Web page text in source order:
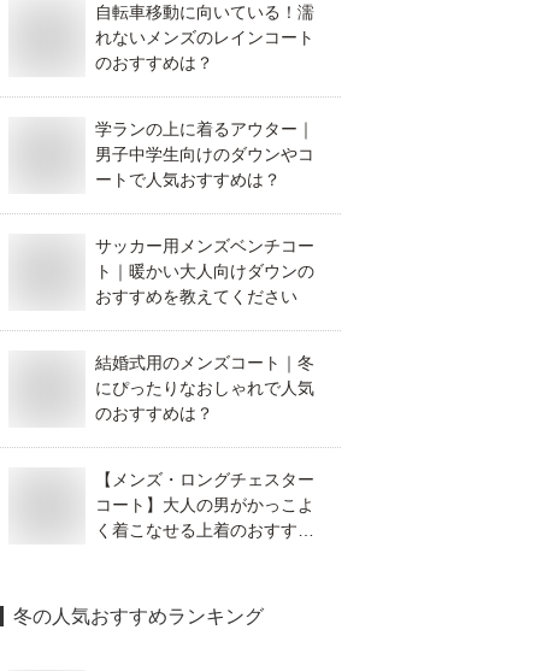
自転車移動に向いている！濡
れないメンズのレインコート
のおすすめは？
学ランの上に着るアウター｜
男子中学生向けのダウンやコ
ートで人気おすすめは？
サッカー用メンズベンチコー
ト｜暖かい大人向けダウンの
おすすめを教えてください
結婚式用のメンズコート｜冬
にぴったりなおしゃれで人気
のおすすめは？
【メンズ・ロングチェスター
コート】大人の男がかっこよ
く着こなせる上着のおすすめ
冬の人気おすすめランキング